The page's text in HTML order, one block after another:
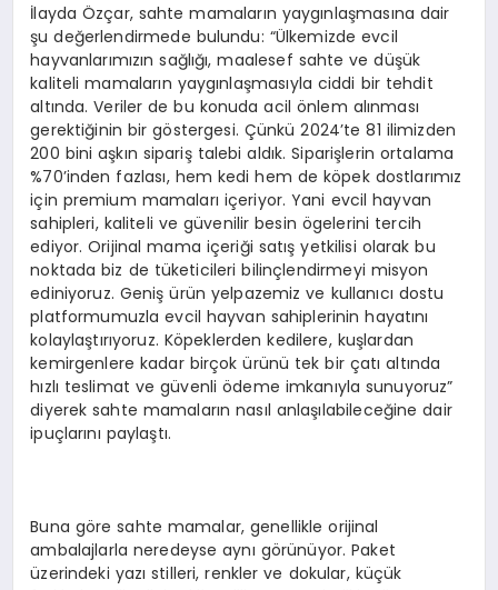
İlayda Özçar, sahte mamaların yaygınlaşmasına dair
şu değerlendirmede bulundu: “Ülkemizde evcil
hayvanlarımızın sağlığı, maalesef sahte ve düşük
kaliteli mamaların yaygınlaşmasıyla ciddi bir tehdit
altında. Veriler de bu konuda acil önlem alınması
gerektiğinin bir göstergesi. Çünkü 2024’te 81 ilimizden
200 bini aşkın sipariş talebi aldık. Siparişlerin ortalama
%70’inden fazlası, hem kedi hem de köpek dostlarımız
için premium mamaları içeriyor. Yani evcil hayvan
sahipleri, kaliteli ve güvenilir besin ögelerini tercih
ediyor. Orijinal mama içeriği satış yetkilisi olarak bu
noktada biz de tüketicileri bilinçlendirmeyi misyon
ediniyoruz. Geniş ürün yelpazemiz ve kullanıcı dostu
platformumuzla evcil hayvan sahiplerinin hayatını
kolaylaştırıyoruz. Köpeklerden kedilere, kuşlardan
kemirgenlere kadar birçok ürünü tek bir çatı altında
hızlı teslimat ve güvenli ödeme imkanıyla sunuyoruz”
diyerek sahte mamaların nasıl anlaşılabileceğine dair
ipuçlarını paylaştı.
Buna göre sahte mamalar, genellikle orijinal
ambalajlarla neredeyse aynı görünüyor. Paket
üzerindeki yazı stilleri, renkler ve dokular, küçük